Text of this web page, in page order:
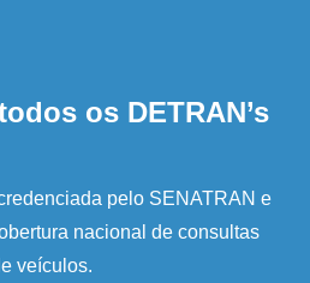
os DETRAN’s
pelo SENATRAN e
nacional de consultas
veículos.